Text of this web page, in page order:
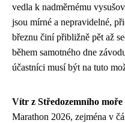
vedla k nadměrnému
jsou mírné a nepravidelné,
březnu činí přibližně pět až
během samotného dne
účastníci musí být na tuto
Vítr z Středozemního moře
Marathon 2026, zejména v